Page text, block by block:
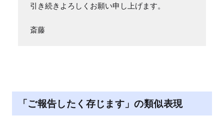
引き続きよろしくお願い申し上げます。
斎藤
「ご報告したく存じます」の類似表現